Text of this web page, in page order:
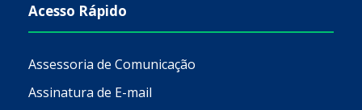
Acesso Rápido
Assessoria de Comunicação
Assinatura de E-mail